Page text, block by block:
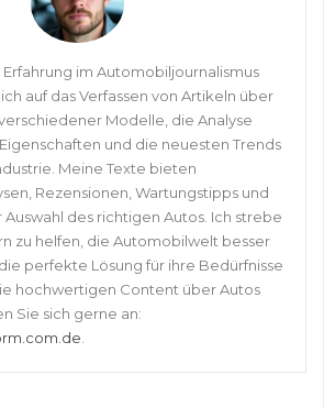
Erfahrung im Automobiljournalismus
auf das Verfassen von Artikeln über
Modelle, die Analyse
und die neuesten Trends
Meine Texte bieten
Rezensionen, Wartungstipps und
des richtigen Autos. Ich strebe
zu helfen, die Automobilwelt besser
perfekte Lösung für ihre Bedürfnisse
hochwertigen Content über Autos
Sie sich gerne an:
.